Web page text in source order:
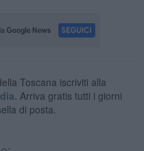
Toscana iscriviti alla
Arriva gratis tutti i giorni
di posta.